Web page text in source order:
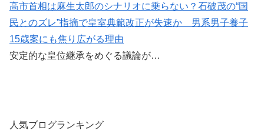
高市首相は麻生太郎のシナリオに乗らない？石破茂の“国
民とのズレ”指摘で皇室典範改正が失速か 男系男子養子
15歳案にも焦り広がる理由
安定的な皇位継承をめぐる議論が…
人気ブログランキング